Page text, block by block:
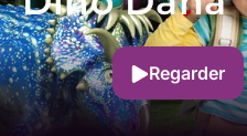
Regarder